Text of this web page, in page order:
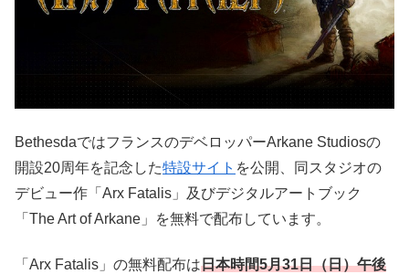
BethesdaではフランスのデベロッパーArkane Studiosの
開設20周年を記念した特設サイト を公開、同スタジオの
デビュー作「Arx Fatalis」及びデジタルアートブック
「The Art of Arkane」を無料で配布しています。
「Arx Fatalis」の無料配布は日本時間5月31日（日）午後